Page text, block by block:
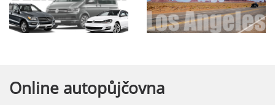
Online autopůjčovna